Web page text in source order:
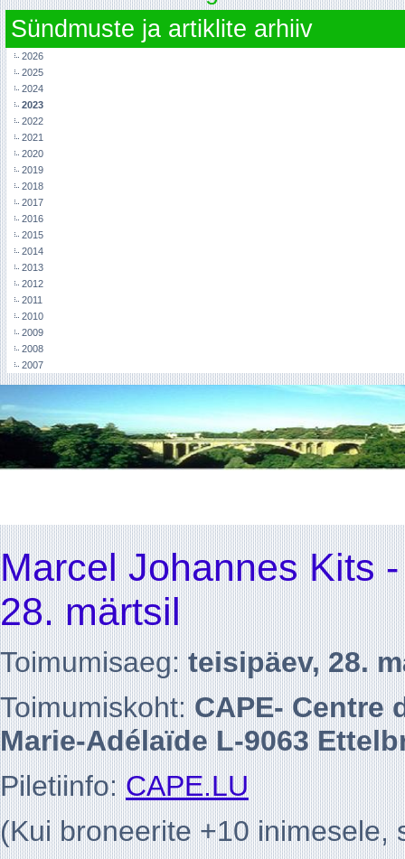
Sündmuste ja artiklite arhiiv
2026
2025
2024
2023
2022
2021
2020
2019
2018
2017
2016
2015
2014
2013
2012
2011
2010
2009
2008
2007
Marcel Johannes Kits
28. märtsil
Toimumisaeg: teisipäev, 28.
Toimumiskoht: CAPE-
Marie-Adélaïde L-9063
Piletiinfo: CAPE.LU
(Kui broneerite +10 inimesele,